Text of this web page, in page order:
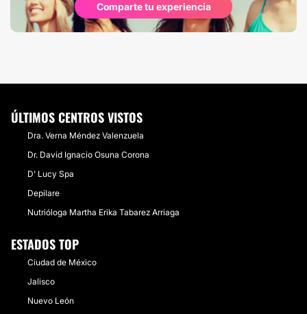
Comparte tu experiencia
ÚLTIMOS CENTROS VISTOS
Dra. Verna Méndez Valenzuela
Dr. David Ignacio Osuna Corona
D' Lucy Spa
Depilare
Nutrióloga Martha Erika Tabarez Arriaga
ESTADOS TOP
Ciudad de México
Jalisco
Nuevo León